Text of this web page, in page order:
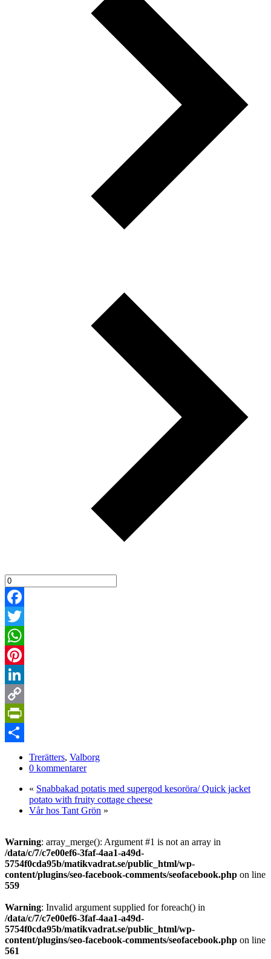
Facebook
Twitter
WhatsApp
Pinterest
LinkedIn
Copy
Link
PrintFriendly
Trerätters, Valborg
0 kommentarer
« Snabbakad potatis med supergod kesoröra/ Quick jacket
potato with fruity cottage cheese
Vår hos Tant Grön »
Warning: array_merge(): Argument #1 is not an array in
/data/c/7/c7e00ef6-3faf-4aa1-a49d-
5754f0cda95b/matikvadrat.se/public_html/wp-
content/plugins/seo-facebook-comments/seofacebook.php on line
559
Warning: Invalid argument supplied for foreach() in
/data/c/7/c7e00ef6-3faf-4aa1-a49d-
5754f0cda95b/matikvadrat.se/public_html/wp-
content/plugins/seo-facebook-comments/seofacebook.php on line
561